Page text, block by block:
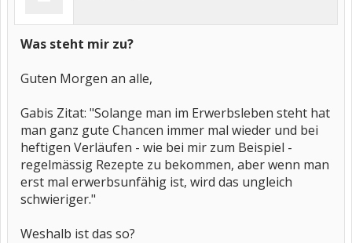
Was steht mir zu?
Guten Morgen an alle,
Gabis Zitat: "Solange man im Erwerbsleben steht hat
man ganz gute Chancen immer mal wieder und bei
heftigen Verläufen - wie bei mir zum Beispiel -
regelmässig Rezepte zu bekommen, aber wenn man
erst mal erwerbsunfähig ist, wird das ungleich
schwieriger."
Weshalb ist das so?